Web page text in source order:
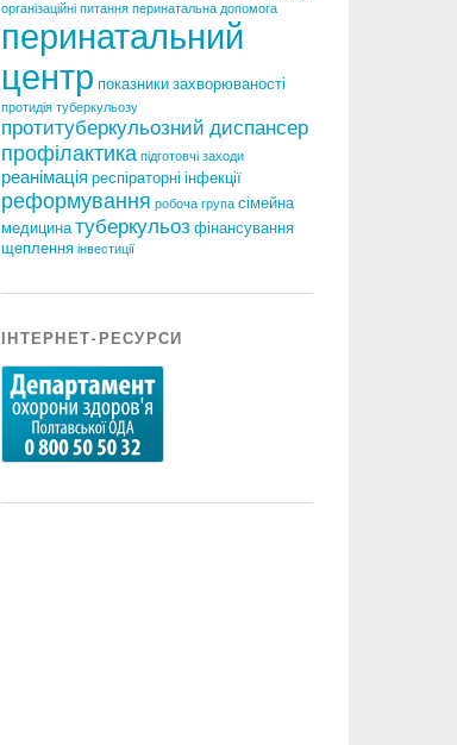
організаційні питання перинатальна допомога
перинатальний
центр показники захворюваності
протидія туберкульозу
протитуберкульозний диспансер
профілактика підготовчі заходи
реанімація респіраторні інфекції
реформування робоча група сімейна
медицина туберкульоз фінансування
щеплення інвестиції
ІНТЕРНЕТ-РЕСУРСИ